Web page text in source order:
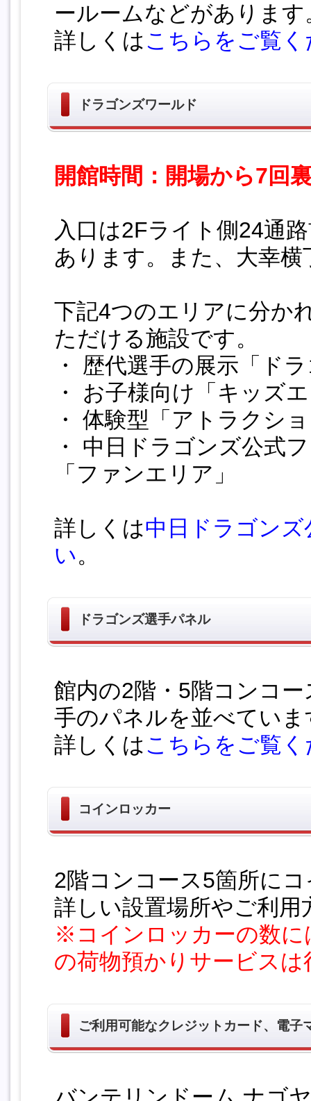
ールームなどがあります
詳しくはこちらをご覧
ドラゴンズワールド
開館時間：開場から7回
入口は2Fライト側24通
あります。また、大幸
下記4つのエリアに分か
ただける施設です。
・ 歴代選手の展示「ド
・ お子様向け「キッズ
・ 体験型「アトラクシ
・ 中日ドラゴンズ公式
「ファンエリア」
詳しくは中日ドラゴン
い。
ドラゴンズ選手パネル
館内の2階・5階コンコ
手のパネルを並べていま
詳しくはこちらをご覧
コインロッカー
2階コンコース5箇所に
詳しい設置場所やご利用
※コインロッカーの数に
の荷物預かりサービス
ご利用可能なクレジットカード、電子